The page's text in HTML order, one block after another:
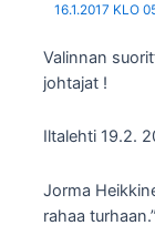
16.1.2017 KLO
Valinnan
johtajat !
Iltalehti 19.2.
Jorma
rahaa turhaan.”